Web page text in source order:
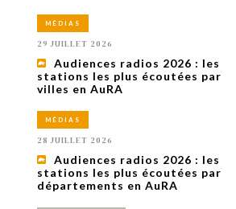
de
sur
1 AN
MÉDIAS
29 JUILLET 2026
Audiences radios 2026 : les
stations les plus écoutées par
villes en AuRA
MÉDIAS
28 JUILLET 2026
Audiences radios 2026 : les
stations les plus écoutées par
départements en AuRA